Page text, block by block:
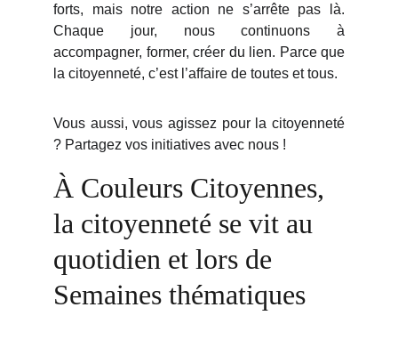
forts, mais notre action ne s’arrête pas là.
Chaque jour, nous continuons à
accompagner, former, créer du lien. Parce que
la citoyenneté, c’est l’affaire de toutes et tous.
Vous aussi, vous agissez pour la citoyenneté
? Partagez vos initiatives avec nous !
À Couleurs Citoyennes,
la citoyenneté se vit au
quotidien et lors de
Semaines thématiques